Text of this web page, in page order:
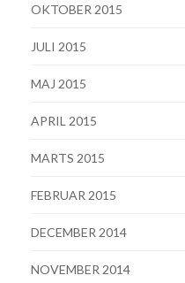
OKTOBER 2015
JULI 2015
MAJ 2015
APRIL 2015
MARTS 2015
FEBRUAR 2015
DECEMBER 2014
NOVEMBER 2014